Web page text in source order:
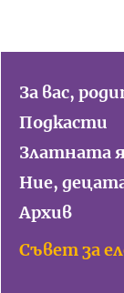
За вас,
Подкасти
Златната
Ние,
Архив
Съвет за